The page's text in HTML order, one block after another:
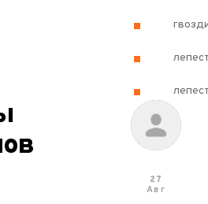
27
Авг